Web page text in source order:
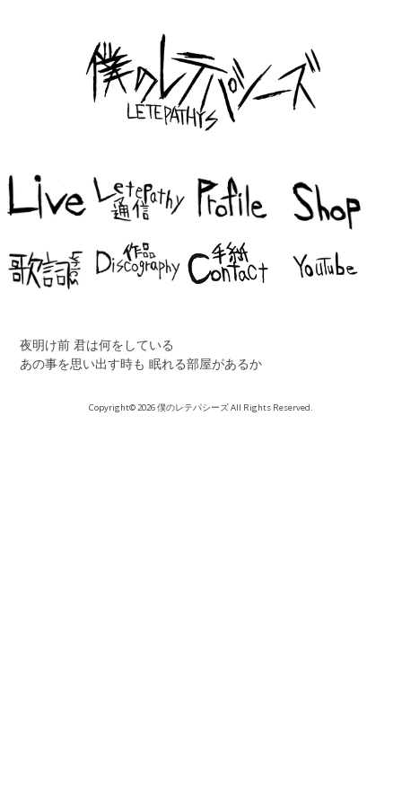
夜明け前 君は何をしている
あの事を思い出す時も 眠れる部屋があるか
Copyright© 2026 僕のレテパシーズ All Rights Reserved.